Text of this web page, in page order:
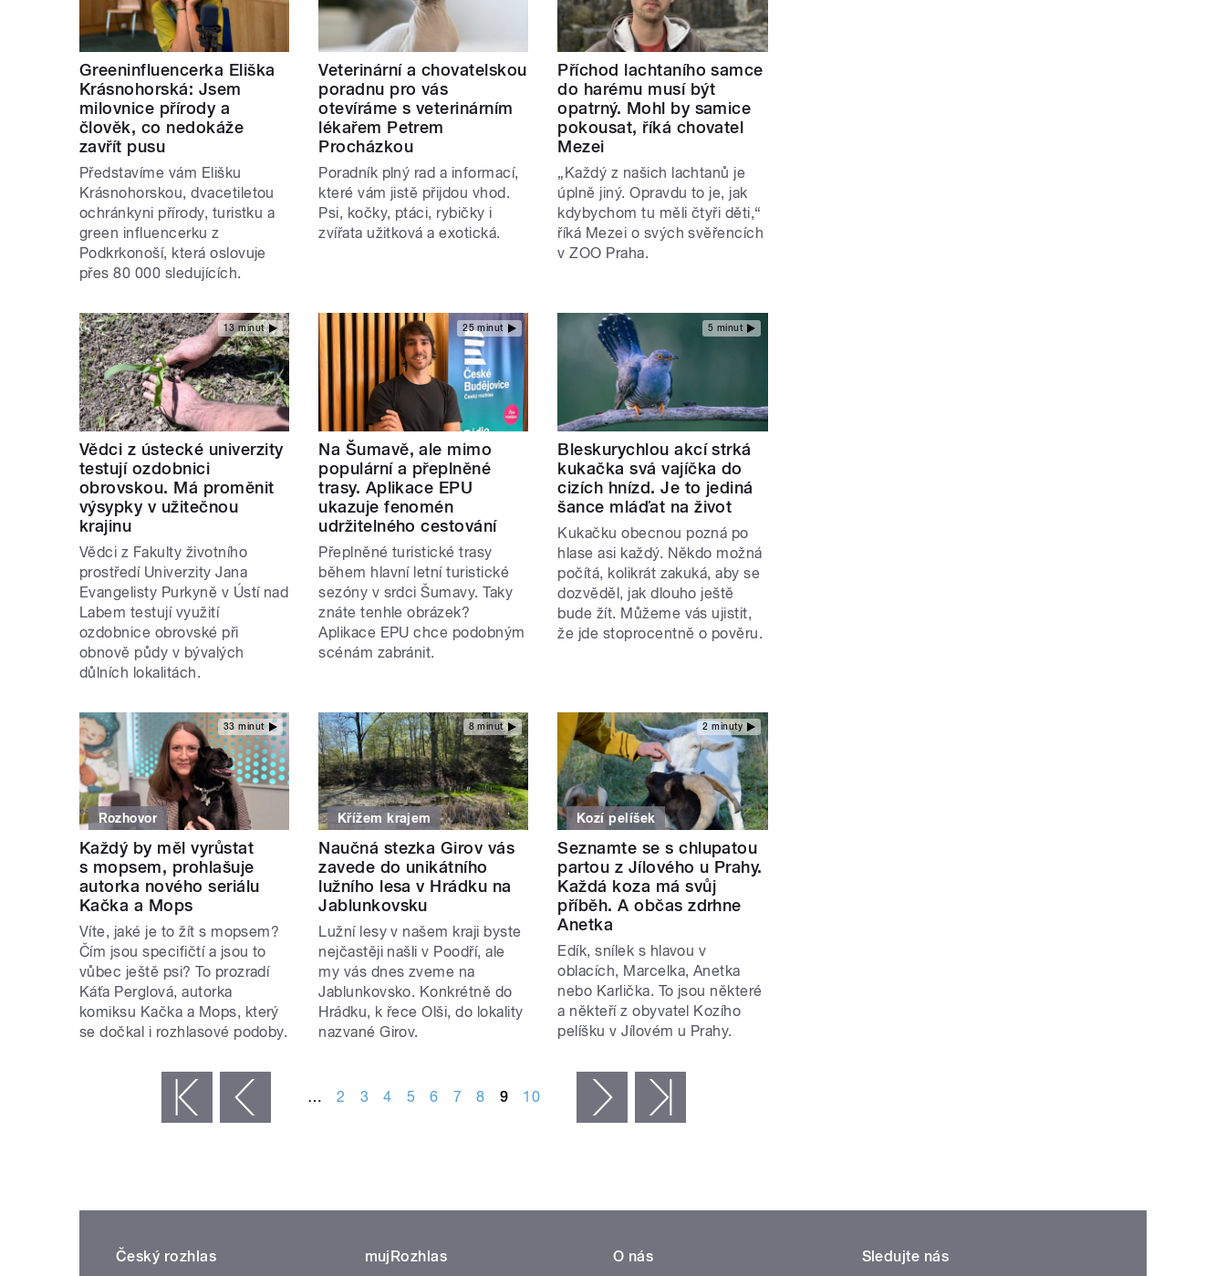
Greeninfluencerka Eliška
Krásnohorská: Jsem
milovnice přírody a
člověk, co nedokáže
zavřít pusu
Představíme vám Elišku
Krásnohorskou, dvacetiletou
ochránkyni přírody, turistku a
green influencerku z
Podkrkonoší, která oslovuje
přes 80 000 sledujících.
Veterinární a chovatelskou
poradnu pro vás
otevíráme s veterinárním
lékařem Petrem
Procházkou
Poradník plný rad a informací,
které vám jistě přijdou vhod.
Psi, kočky, ptáci, rybičky i
zvířata užitková a exotická.
Příchod lachtaního samce
do harému musí být
opatrný. Mohl by samice
pokousat, říká chovatel
Mezei
„Každý z našich lachtanů je
úplně jiný. Opravdu to je, jak
kdybychom tu měli čtyři děti,“
říká Mezei o svých svěřencích
v ZOO Praha.
13 minut
Vědci z ústecké univerzity
testují ozdobnici
obrovskou. Má proměnit
výsypky v užitečnou
krajinu
Vědci z Fakulty životního
prostředí Univerzity Jana
Evangelisty Purkyně v Ústí nad
Labem testují využití
ozdobnice obrovské při
obnově půdy v bývalých
důlních lokalitách.
25 minut
Na Šumavě, ale mimo
populární a přeplněné
trasy. Aplikace EPU
ukazuje fenomén
udržitelného cestování
Přeplněné turistické trasy
během hlavní letní turistické
sezóny v srdci Šumavy. Taky
znáte tenhle obrázek?
Aplikace EPU chce podobným
scénám zabránit.
5 minut
Bleskurychlou akcí strká
kukačka svá vajíčka do
cizích hnízd. Je to jediná
šance mláďat na život
Kukačku obecnou pozná po
hlase asi každý. Někdo možná
počítá, kolikrát zakuká, aby se
dozvěděl, jak dlouho ještě
bude žít. Můžeme vás ujistit,
že jde stoprocentně o pověru.
33 minut
Rozhovor
Každý by měl vyrůstat
s mopsem, prohlašuje
autorka nového seriálu
Kačka a Mops
Víte, jaké je to žít s mopsem?
Čím jsou specifičtí a jsou to
vůbec ještě psi? To prozradí
Káťa Perglová, autorka
komiksu Kačka a Mops, který
se dočkal i rozhlasové podoby.
8 minut
Křížem krajem
Naučná stezka Girov vás
zavede do unikátního
lužního lesa v Hrádku na
Jablunkovsku
Lužní lesy v našem kraji byste
nejčastěji našli v Poodří, ale
my vás dnes zveme na
Jablunkovsko. Konkrétně do
Hrádku, k řece Olši, do lokality
nazvané Girov.
2 minuty
Kozí pelíšek
Seznamte se s chlupatou
partou z Jílového u Prahy.
Každá koza má svůj
příběh. A občas zdrhne
Anetka
Edík, snílek s hlavou v
oblacích, Marcelka, Anetka
nebo Karlička. To jsou některé
a někteří z obyvatel Kozího
pelíšku v Jílovém u Prahy.
‹ předchozí … 2 3 4 5 6 7 8 9 10 následující ›
Český rozhlas mujRozhlas O nás Sledujte nás